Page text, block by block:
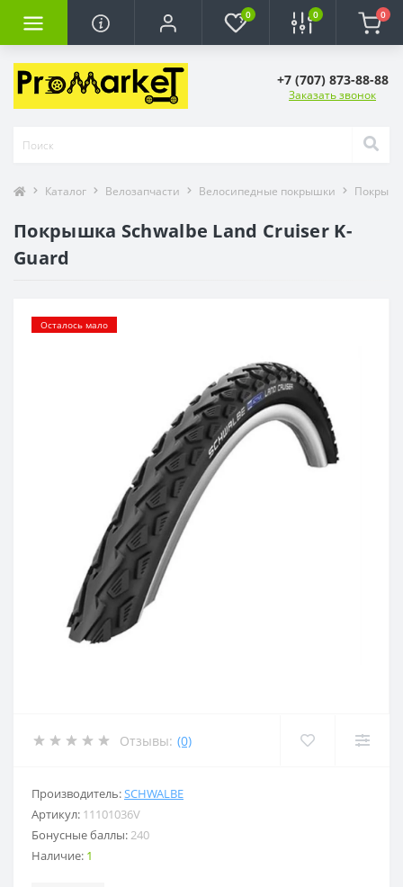
0 0 0
+7 (707) 873-88-88
Заказать звонок
Каталог Велозапчасти Велосипедные покрышки
Покрышка Schwalbe Land Cruiser K-
Guard
Осталось мало
Отзывы: (0)
Производитель:SCHWALBE
Артикул: 11101036V
Бонусные баллы:240
Наличие: 1